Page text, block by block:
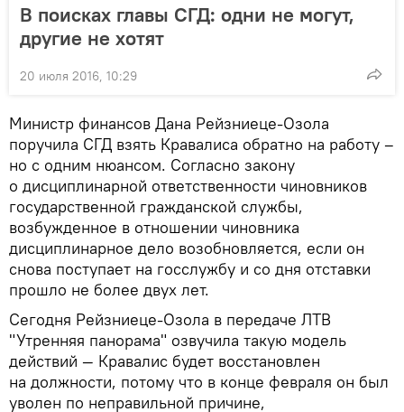
В поисках главы СГД: одни не могут,
другие не хотят
20 июля 2016, 10:29
Министр финансов Дана Рейзниеце-Озола
поручила СГД взять Кравалиса обратно на работу –
но с одним нюансом. Согласно закону
о дисциплинарной ответственности чиновников
государственной гражданской службы,
возбужденное в отношении чиновника
дисциплинарное дело возобновляется, если он
снова поступает на госслужбу и со дня отставки
прошло не более двух лет.
Сегодня Рейзниеце-Озола в передаче ЛТВ
"Утренняя панорама" озвучила такую модель
действий — Кравалис будет восстановлен
на должности, потому что в конце февраля он был
уволен по неправильной причине,